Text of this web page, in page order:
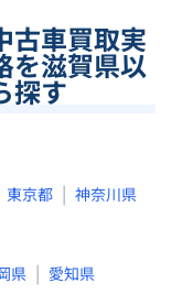
古車買取実
を滋賀県以
探す
東京都 | 神奈川県
県 | 愛知県